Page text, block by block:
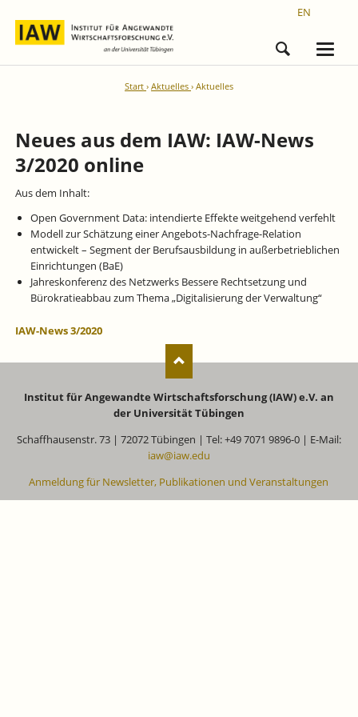
EN
Start Aktuelles Aktuelles
Neues aus dem IAW: IAW-News
3/2020 online
Aus dem Inhalt:
Open Government Data: intendierte Effekte weitgehend verfehlt
Modell zur Schätzung einer Angebots-Nachfrage-Relation
entwickelt – Segment der Berufsausbildung in außerbetrieblichen
Einrichtungen (BaE)
Jahreskonferenz des Netzwerks Bessere Rechtsetzung und
Bürokratieabbau zum Thema „Digitalisierung der Verwaltung“
IAW-News 3/2020
Institut für Angewandte Wirtschaftsforschung (IAW) e.V. an
der Universität Tübingen
Schaffhausenstr. 73 | 72072 Tübingen | Tel: +49 7071 9896-0 | E-Mail:
iaw@iaw.edu
Anmeldung für Newsletter, Publikationen und Veranstaltungen